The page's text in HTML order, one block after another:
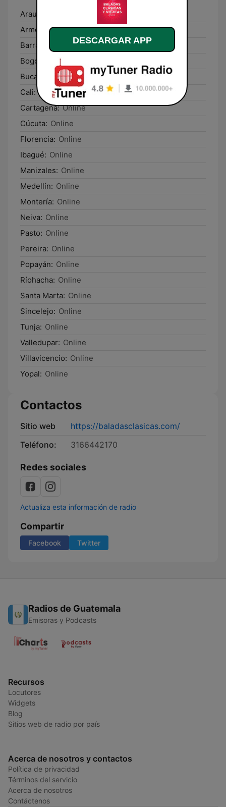
Arauca:
Armenia: Online
Barranquilla:
Online
Bogotá:
Online
Bucaramanga: Online
Cali: Online
Cartagena: Online
Cúcuta: Online
Florencia: Online
Ibagué: Online
Manizales: Online
Medellín: Online
Montería: Online
Neiva: Online
Pasto: Online
Pereira: Online
Popayán: Online
Ríohacha: Online
Santa Marta: Online
Sincelejo: Online
Tunja: Online
Valledupar: Online
Villavicencio: Online
Yopal: Online
Contactos
Sitio web
https://baladasclasicas.com/
Teléfono:
3166442170
Redes sociales
Actualiza esta información de radio
Compartir
Facebook Twitter
Radios de Guatemala
Emisoras y Podcasts
Recursos
Locutores
Widgets
Blog
Sitios web de radio por país
Acerca de nosotros y contactos
Política de privacidad
Términos del servicio
Acerca de nosotros
Contáctenos
DESCARGAR APP